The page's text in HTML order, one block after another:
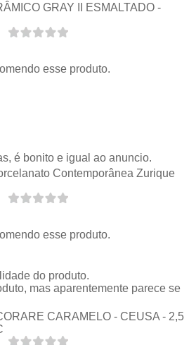
GRAY II ESMALTADO -
esse produto.
é bonito e igual ao anuncio.
Contemporânea Zurique
esse produto.
do produto.
mas aparentemente parece se
CARAMELO - CEUSA - 2,5